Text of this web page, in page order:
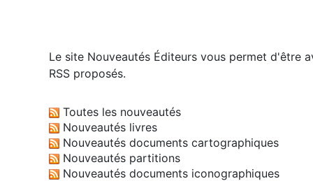
Le site Nouveautés Éditeurs vous permet d'être
RSS proposés.
Toutes les nouveautés
Nouveautés livres
Nouveautés documents cartographiques
Nouveautés partitions
Nouveautés documents iconographiques